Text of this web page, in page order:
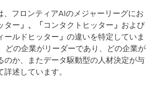
、フロンティアAIのメジャーリーグにお
ター」、「コンタクトヒッター」 および
ールドヒッター」 の違いを特定していま
どの企業がリーダーであり、どの企業が
のか、またデータ駆動型の人材決定が与
述しています。